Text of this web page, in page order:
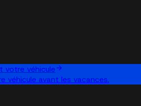
votre véhicule
véhicule avant les vacances.